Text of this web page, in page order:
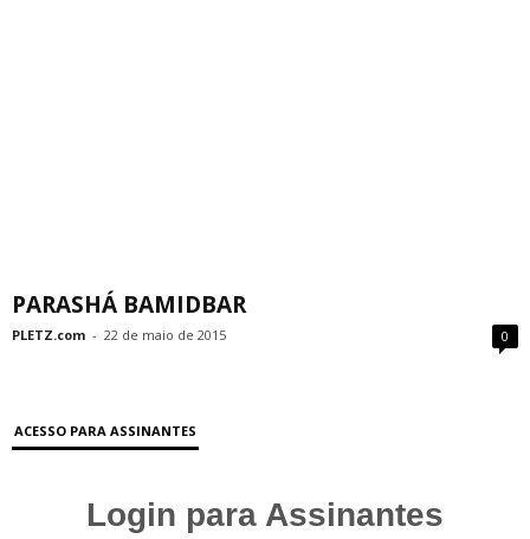
PARASHÁ BAMIDBAR
PLETZ.com - 22 de maio de 2015 0
ACESSO PARA ASSINANTES
Login para Assinantes